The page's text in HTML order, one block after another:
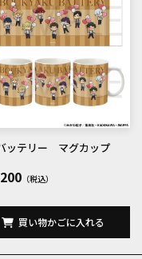
ッテリー マグカップ
買い物かごに入れる